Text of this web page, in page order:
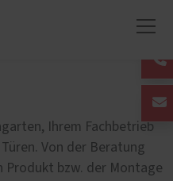
Ihrem Fachbetrieb
Von der Beratung
Produkt bzw. der Montage